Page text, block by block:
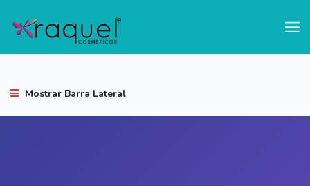
Mostrar Barra Lateral